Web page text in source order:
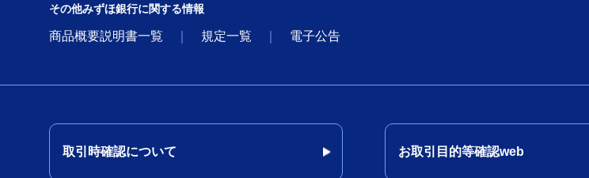
その他みずほ銀行に関する情報
商品概要説明書一覧 規定一覧 電子公告
取引時確認について お取引目的等確認web